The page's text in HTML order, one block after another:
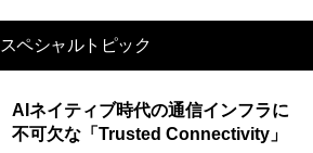
スペシャルトピック
AIネイティブ時代の通信インフラに
不可欠な「Trusted Connectivity」